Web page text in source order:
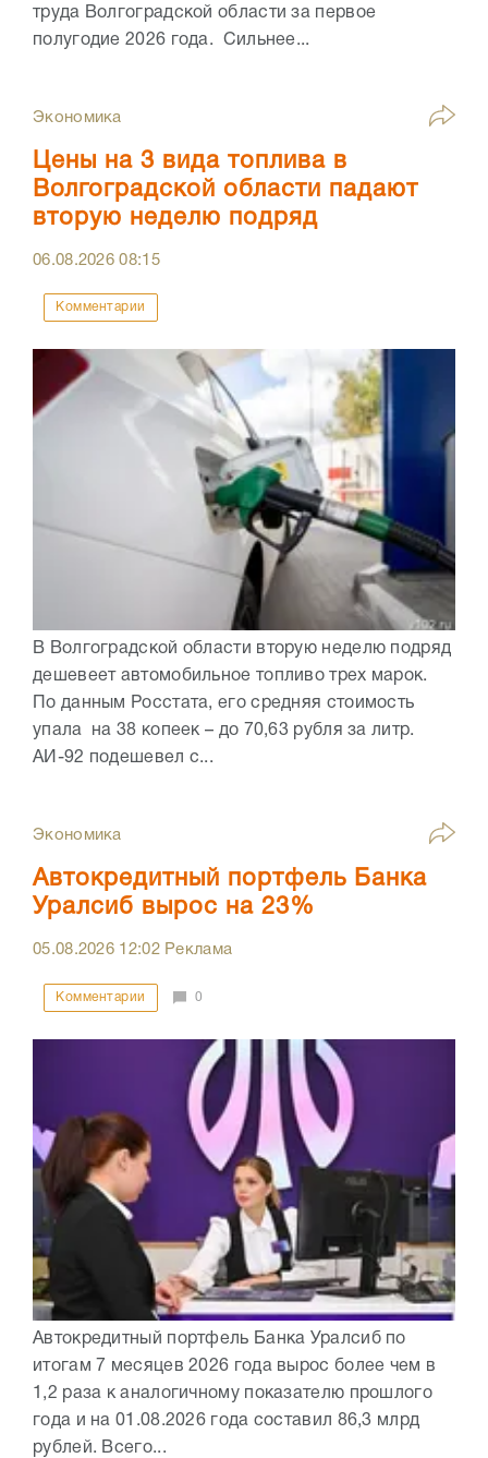
труда Волгоградской области за первое
полугодие 2026 года. Сильнее...
Экономика
Цены на 3 вида топлива в
Волгоградской области падают
вторую неделю подряд
06.08.202608:15
Комментарии
В Волгоградской области вторую неделю подряд
дешевеет автомобильное топливо трех марок.
По данным Росстата, его средняя стоимость
упала на 38 копеек – до 70,63 рубля за литр.
АИ-92 подешевел с...
Экономика
Автокредитный портфель Банка
Уралсиб вырос на 23%
05.08.2026 12:02Реклама
Комментарии 0
Автокредитный портфель Банка Уралсиб по
итогам 7 месяцев 2026 года вырос более чем в
1,2 раза к аналогичному показателю прошлого
года и на 01.08.2026 года составил 86,3 млрд
рублей. Всего...